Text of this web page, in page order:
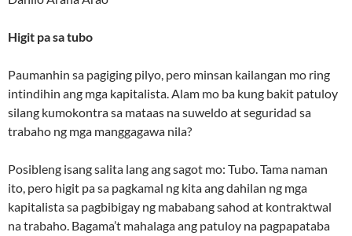
Higit pa sa tubo
Paumanhin sa pagiging pilyo, pero minsan kailangan mo ring
intindihin ang mga kapitalista. Alam mo ba kung bakit patuloy
silang kumokontra sa mataas na suweldo at seguridad sa
trabaho ng mga manggagawa nila?
Posibleng isang salita lang ang sagot mo: Tubo. Tama naman
ito, pero higit pa sa pagkamal ng kita ang dahilan ng mga
kapitalista sa pagbibigay ng mababang sahod at kontraktwal
na trabaho. Bagama’t mahalaga ang patuloy na pagpapataba